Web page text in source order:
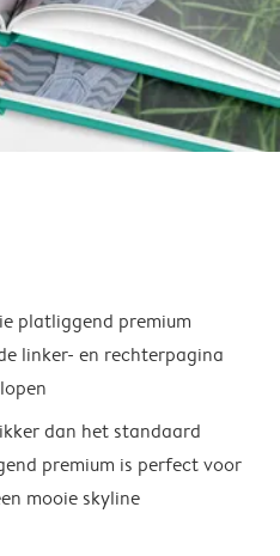
platliggend premium
linker- en rechterpagina
dan het standaard
premium is perfect voor
mooie skyline